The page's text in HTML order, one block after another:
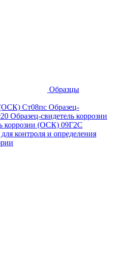
Образцы
(ОСК) Ст08пс Образец-
Образец-свидетель коррозии
коррозии (ОСК) 09Г2С
контроля и определения